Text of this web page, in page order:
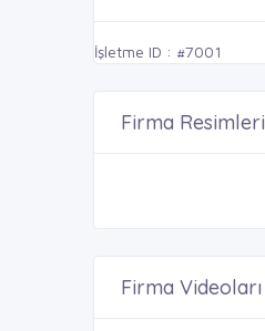
İşletme ID : #7001
Firma Resimleri
Firma Videoları